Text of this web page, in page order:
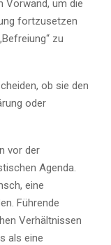
Vorwand, um die
fortzusetzen
zu
ob sie den
oder
vor der
Agenda.
eine
Führende
Verhältnissen
als eine